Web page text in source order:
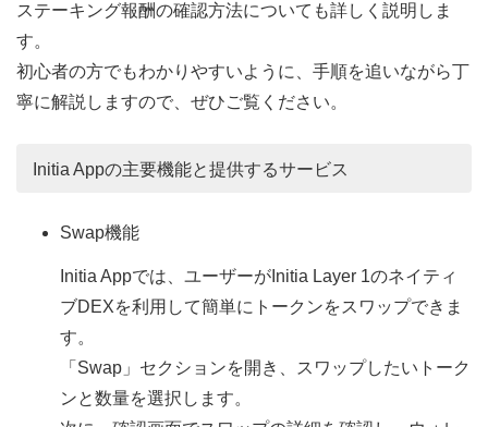
ステーキング報酬の確認方法についても詳しく説明しま
す。
初心者の方でもわかりやすいように、手順を追いながら丁
寧に解説しますので、ぜひご覧ください。
Initia Appの主要機能と提供するサービス
Swap機能
Initia Appでは、ユーザーがInitia Layer 1のネイティ
ブDEXを利用して簡単にトークンをスワップできま
す。
「Swap」セクションを開き、スワップしたいトーク
ンと数量を選択します。